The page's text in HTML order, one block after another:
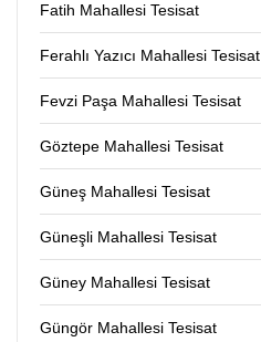
Fatih Mahallesi Tesisat
Ferahlı Yazıcı Mahallesi Tesisat
Fevzi Paşa Mahallesi Tesisat
Göztepe Mahallesi Tesisat
Güneş Mahallesi Tesisat
Güneşli Mahallesi Tesisat
Güney Mahallesi Tesisat
Güngör Mahallesi Tesisat